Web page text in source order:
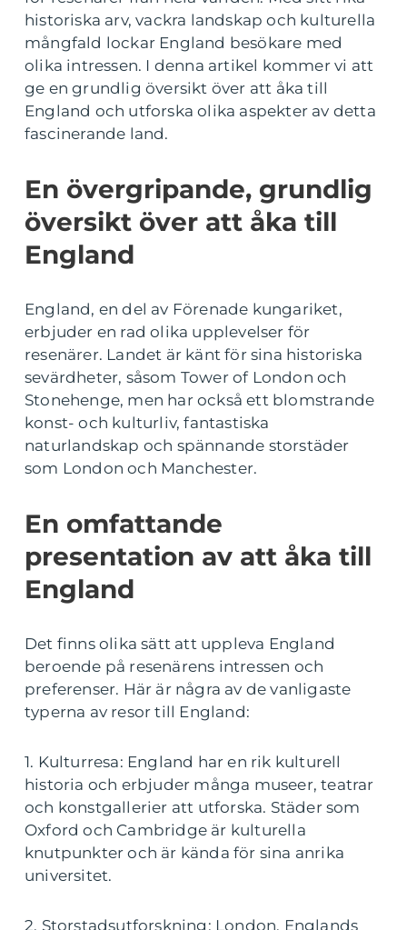
historiska arv, vackra landskap och kulturella
mångfald lockar England besökare med
olika intressen. I denna artikel kommer vi att
ge en grundlig översikt över att åka till
England och utforska olika aspekter av detta
fascinerande land.
En övergripande, grundlig
översikt över att åka till
England
England, en del av Förenade kungariket,
erbjuder en rad olika upplevelser för
resenärer. Landet är känt för sina historiska
sevärdheter, såsom Tower of London och
Stonehenge, men har också ett blomstrande
konst- och kulturliv, fantastiska
naturlandskap och spännande storstäder
som London och Manchester.
En omfattande
presentation av att åka till
England
Det finns olika sätt att uppleva England
beroende på resenärens intressen och
preferenser. Här är några av de vanligaste
typerna av resor till England:
1. Kulturresa: England har en rik kulturell
historia och erbjuder många museer, teatrar
och konstgallerier att utforska. Städer som
Oxford och Cambridge är kulturella
knutpunkter och är kända för sina anrika
universitet.
2. Storstadsutforskning: London, Englands